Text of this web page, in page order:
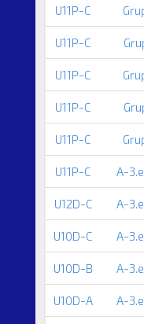
U11P-C
U11P-C
U11P-C
U11P-C
U11P-C
U11P-C A-
U12D-C A-
U10D-C A-
U10D-B A-
U10D-A A-